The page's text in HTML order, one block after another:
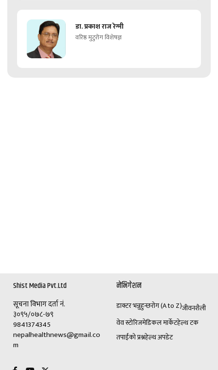
डा. प्रकाश राज रेग्मी
वरिष्ठ मुटुरोग विशेषज्ञ
Shist Media Pvt.Ltd
सूचना विभाग दर्ता नं.
३०९५/०७८-७९
9841374345
nepalhealthnews@gmail.co
m
नेभिगेशन
डाक्टर भन्नुहुन्छरोग (A to Z)जीवनशैली
वेव स्टोरिजमेडिकल मार्केटहेल्थ टक
तपाईंको प्रश्नहेल्थ अपडेट